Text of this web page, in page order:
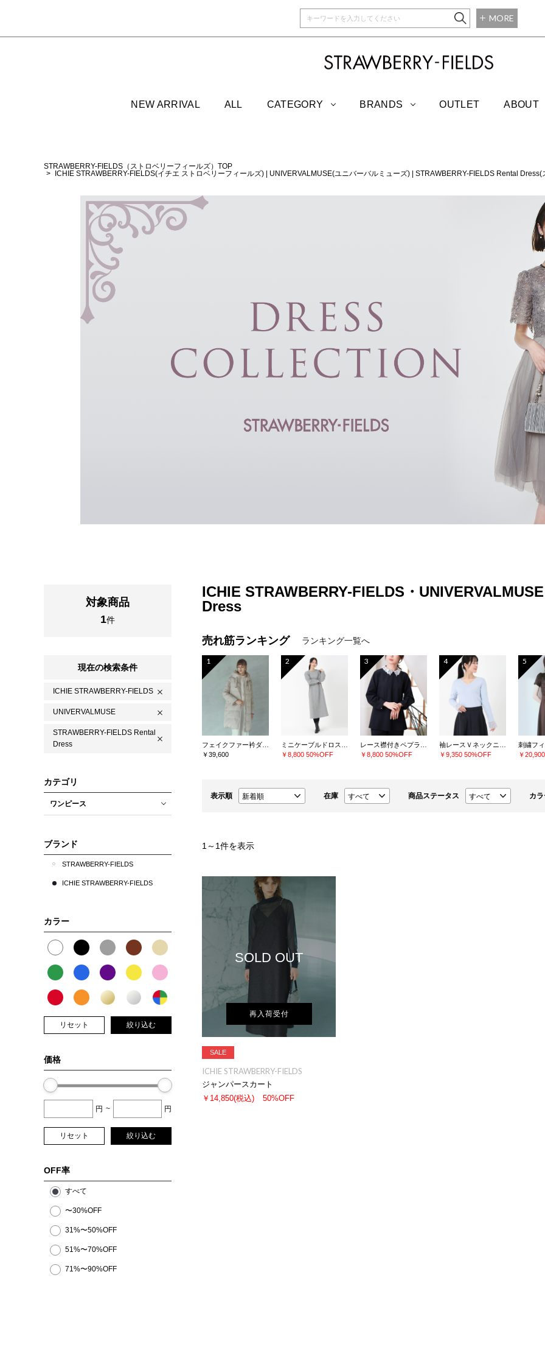
MORE
NEW ARRIVAL ALL CATEGORY BRANDS OUTLET ABOUT
STRAWBERRY-FIELDS（ストロベリーフィールズ）TOP
ICHIE STRAWBERRY-FIELDS(イチエ ストロベリーフィールズ)
UNIVERVALMUSE(ユニバーバルミューズ) STRAWBERRY-FIELDS Rental
対象商品
1件
現在の検索条件
ICHIE STRAWBERRY-FIELDS
UNIVERVALMUSE
STRAWBERRY-FIELDS Rental
Dress
カテゴリ
ワンピース
ブランド
STRAWBERRY-FIELDS
ICHIE STRAWBERRY-FIELDS
カラー
リセット 絞り込む
価格
円 ~ 円
リセット 絞り込む
OFF率
すべて
〜30%OFF
31%〜50%OFF
51%〜70%OFF
71%〜90%OFF
ICHIE STRAWBERRY-FIELDS・
Dress
売れ筋ランキング ランキング一覧へ
1
￥39,600
2
￥8,800 50%OFF
3
￥8,800 50%OFF
4
￥9,350 50%OFF
5
￥
表示順 在庫 商品ステータス カ
1 ～ 1件を表示
SOLD OUT
再入荷受付
SALE
ICHIE STRAWBERRY-FIELDS
ジャンパースカート
￥14,850(税込) 50%OFF